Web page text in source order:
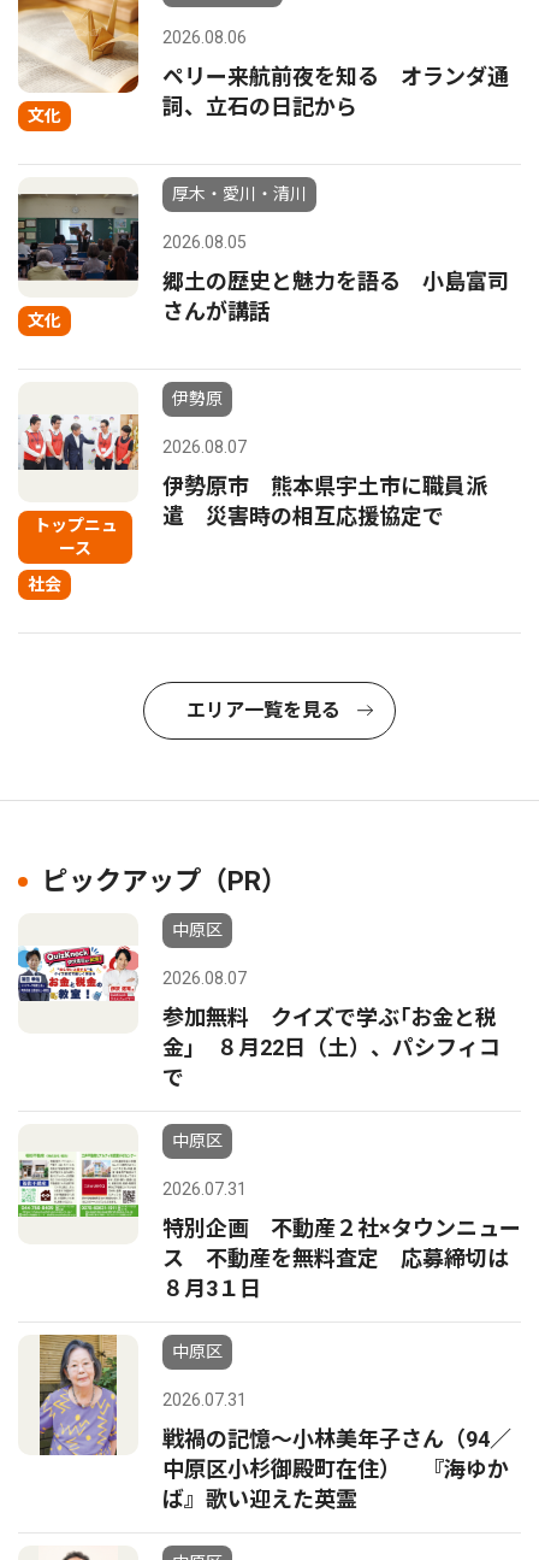
文化
2026.08.06
ペリー来航前夜を知る オランダ通
詞、立石の日記から
文化
厚木・愛川・清川
2026.08.05
郷土の歴史と魅力を語る 小島富司
さんが講話
トップニュ
ース
社会
伊勢原
2026.08.07
伊勢原市 熊本県宇土市に職員派
遣 災害時の相互応援協定で
エリア一覧を見る
ピックアップ（PR）
中原区
2026.08.07
参加無料 クイズで学ぶ｢お金と税
金｣ ８月22日（土）、パシフィコ
で
中原区
2026.07.31
特別企画 不動産２社×タウンニュー
ス 不動産を無料査定 応募締切は
８月3１日
中原区
2026.07.31
戦禍の記憶〜小林美年子さん（94／
中原区小杉御殿町在住） 『海ゆか
ば』歌い迎えた英霊